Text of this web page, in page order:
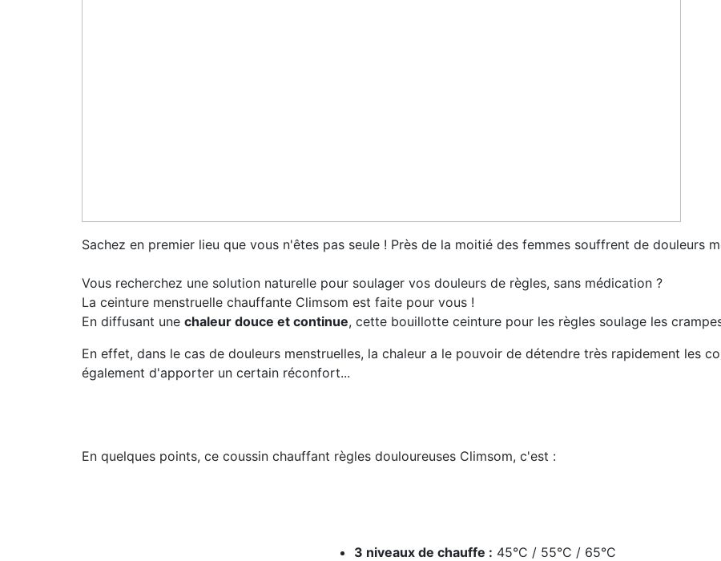
Sachez en premier lieu que vous n'êtes pas seule ! Près de la moitié des femmes souffrent de douleurs
Vous recherchez une solution naturelle pour soulager vos douleurs de règles, sans médication ?
La ceinture menstruelle chauffante Climsom est faite pour vous !
En diffusant une chaleur douce et continue, cette bouillotte ceinture pour les règles soulage les
En effet, dans le cas de douleurs menstruelles, la chaleur a le pouvoir de détendre très rapidement les
également d'apporter un certain réconfort...
En quelques points, ce coussin chauffant règles douloureuses Climsom, c'est :
3 niveaux de chauffe : 45°C / 55°C / 65°C